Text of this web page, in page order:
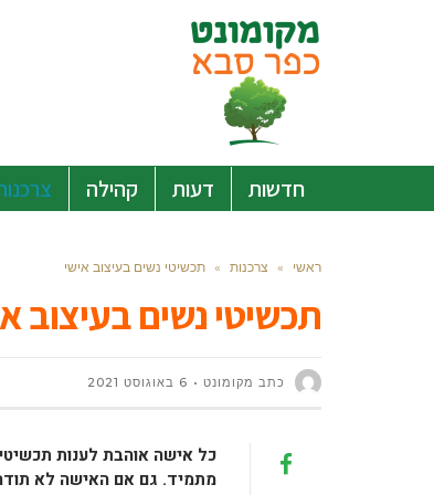
חדשות דעות קהילה
ראשי » צרכנות » תכשיטי נשים בעיצוב אישי
תכשיטי נשים בעיצוב
כתב מקומונט 6 באוגוסט 2021
כל אישה אוהבת לענות
מתמיד. גם אם האישה לא